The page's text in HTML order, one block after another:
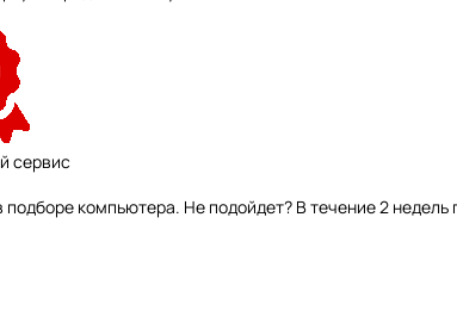
сервис
компьютера. Не подойдет? В течение 2